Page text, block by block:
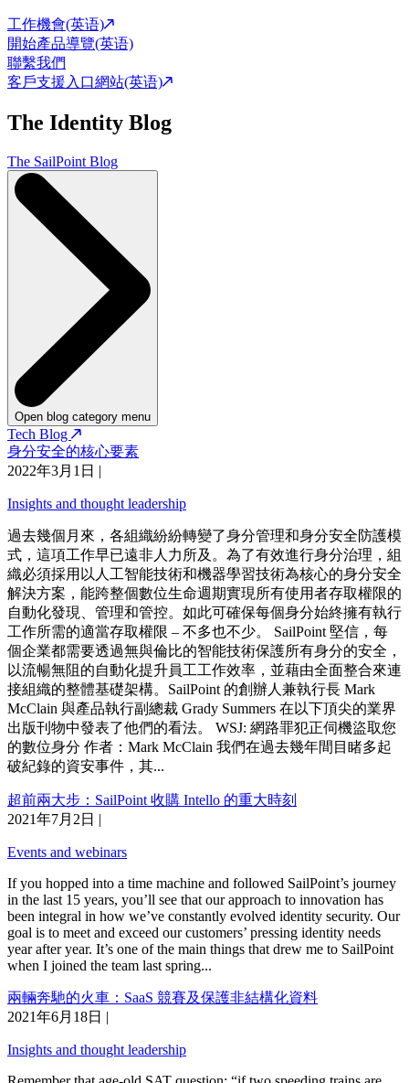
工作機會(英语)
開始產品導覽(英语)
聯繫我們
客戶支援入口網站(英语)
The Identity Blog
The SailPoint Blog
Open blog category menu
Tech Blog
身分安全的核心要素
2022年3月1日 |
Insights and thought leadership
過去幾個月來，各組織紛紛轉變了身分管理和身分安全防護模
式，這項工作早已遠非人力所及。為了有效進行身分治理，組
織必須採用以人工智能技術和機器學習技術為核心的身分安全
解決方案，能跨整個數位生命週期實現所有使用者存取權限的
自動化發現、管理和管控。如此可確保每個身分始終擁有執行
工作所需的適當存取權限 – 不多也不少。 SailPoint 堅信，每
個企業都需要透過無與倫比的智能技術保護所有身分的安全，
以流暢無阻的自動化提升員工工作效率，並藉由全面整合來連
接組織的整體基礎架構。SailPoint 的創辦人兼執行長 Mark
McClain 與產品執行副總裁 Grady Summers 在以下頂尖的業界
出版刊物中發表了他們的看法。 WSJ: 網路罪犯正伺機盜取您
的數位身分 作者：Mark McClain 我們在過去幾年間目睹多起
破紀錄的資安事件，其...
超前兩大步：SailPoint 收購 Intello 的重大時刻
2021年7月2日 |
Events and webinars
If you hopped into a time machine and followed SailPoint’s journey
in the last 15 years, you’ll see that our approach to innovation has
been integral in how we’ve constantly evolved identity security. Our
goal is to meet and exceed our customers’ pressing identity needs
year after year. It’s one of the main things that drew me to SailPoint
when I joined the team last spring...
兩輛奔馳的火車：SaaS 競賽及保護非結構化資料
2021年6月18日 |
Insights and thought leadership